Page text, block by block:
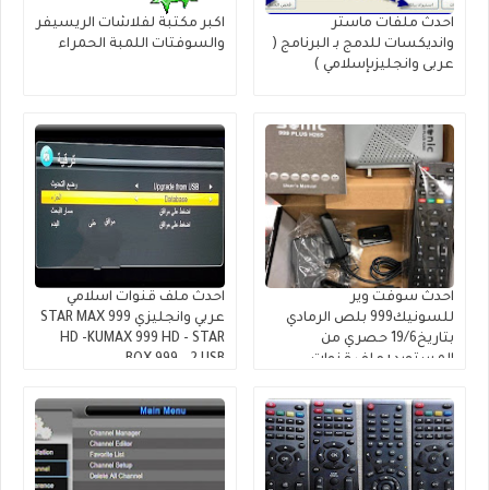
احدث ملفات ماستر
وانديكسات للدمج بـ البرنامج (
عربى وانجليزىإسلامي )
اكبر مكتبة لفلاشات الريسيفر
والسوفتات اللمبة الحمراء
احدث سوفت وير
للسونيك999 بلص الرمادي
بتاريخ19/6 حصري من
المستورد+ملف قنوات
احدث ملف قنوات اسلامي
عربي وانجليزي STAR MAX 999
HD -KUMAX 999 HD - STAR
BOX 999 - 2 USB